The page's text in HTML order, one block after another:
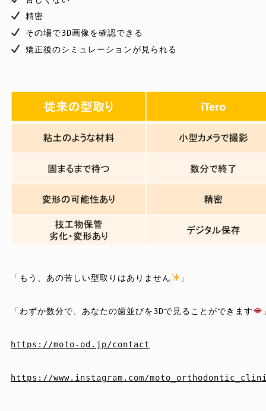
矯正後のシミュレーションが見られる
「 もう、あの苦しい型取りはありません 」
「 わずか数分で、あなたの歯並びを3Dで見ることができます
https://moto-od.jp/contact
https://www.instagram.com/